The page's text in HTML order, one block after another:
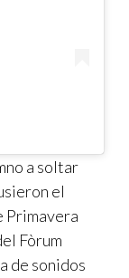
a soltar
el
Primavera
Fòrum
de sonidos